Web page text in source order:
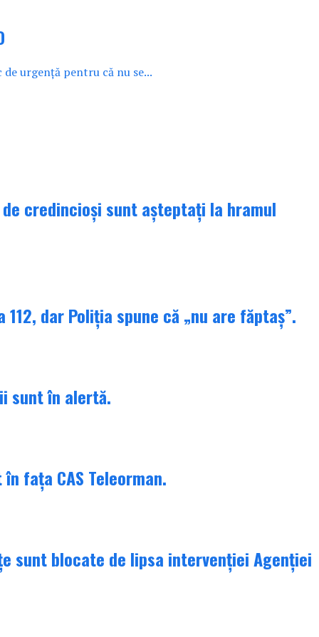
urgență pentru că nu se...
credincioși sunt așteptați la hramul
dar Poliția spune că „nu are făptaș”.
sunt în alertă.
fața CAS Teleorman.
sunt blocate de lipsa intervenției Agenției